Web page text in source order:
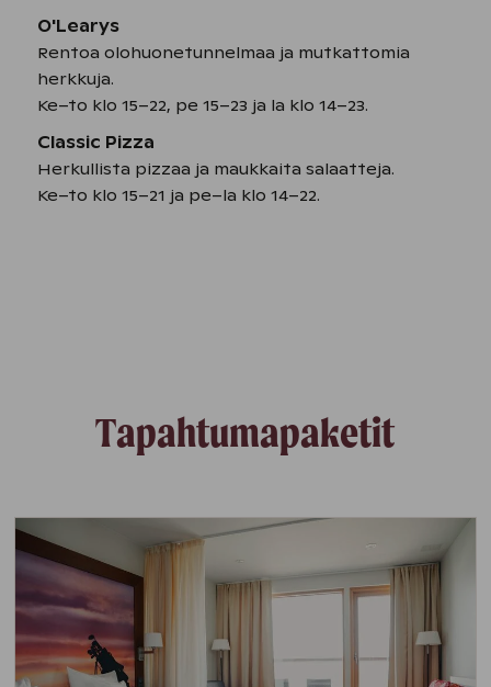
O'Learys
Rentoa olohuonetunnelmaa ja mutkattomia
herkkuja.
Ke–to klo 15–22, pe 15–23 ja la klo 14–23.
Classic Pizza
Herkullista pizzaa ja maukkaita salaatteja.
Ke–to klo 15–21 ja pe–la klo 14–22.
Tapahtumapaketit